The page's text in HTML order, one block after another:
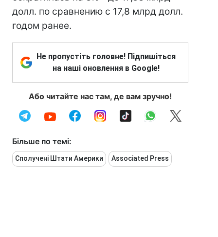
долл. по сравнению с 17,8 млрд долл.
годом ранее.
Не пропустіть головне! Підпишіться
на наші оновлення в Google!
Або читайте нас там, де вам зручно!
Більше по темі:
Сполучені Штати Америки Associated Press